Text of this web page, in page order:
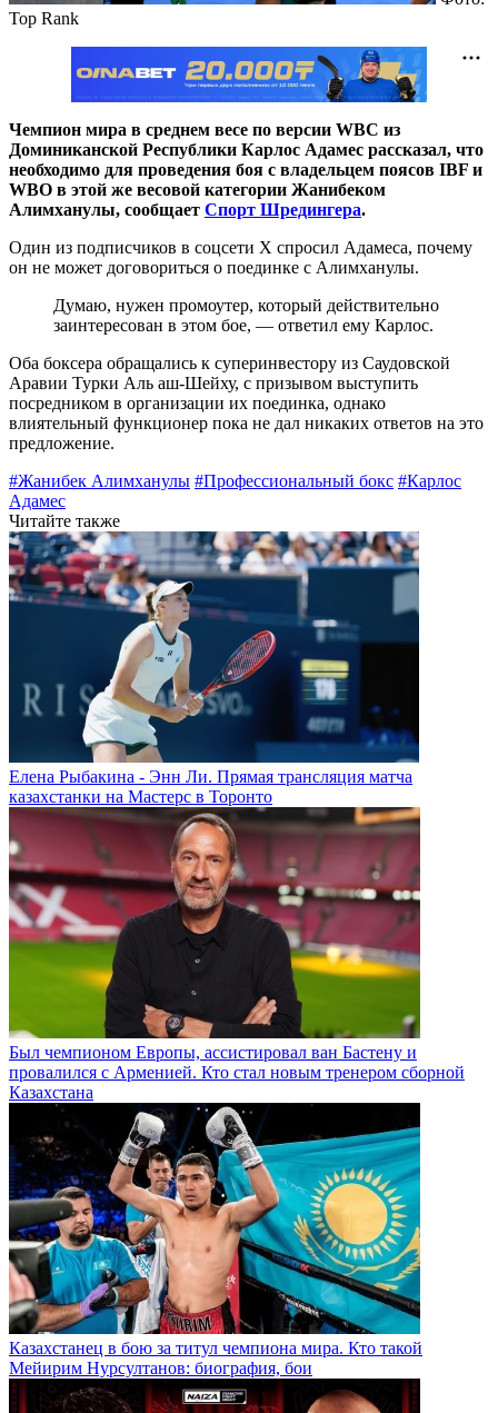
Top Rank
Чемпион мира в среднем весе по версии WBC из
Доминиканской Республики Карлос Адамес рассказал, что
необходимо для проведения боя с владельцем поясов IBF и
WBO в этой же весовой категории Жанибеком
Алимханулы, сообщает Спорт Шредингера.
Один из подписчиков в соцсети Х спросил Адамеса, почему
он не может договориться о поединке с Алимханулы.
Думаю, нужен промоутер, который действительно
заинтересован в этом бое, — ответил ему Карлос.
Оба боксера обращались к суперинвестору из Саудовской
Аравии Турки Аль аш-Шейху, с призывом выступить
посредником в организации их поединка, однако
влиятельный функционер пока не дал никаких ответов на это
предложение.
#Жанибек Алимханулы #Профессиональный бокс #Карлос
Адамес
Читайте также
Елена Рыбакина - Энн Ли. Прямая трансляция матча
казахстанки на Мастерс в Торонто
Был чемпионом Европы, ассистировал ван Бастену и
провалился с Арменией. Кто стал новым тренером сборной
Казахстана
Казахстанец в бою за титул чемпиона мира. Кто такой
Мейирим Нурсултанов: биография, бои